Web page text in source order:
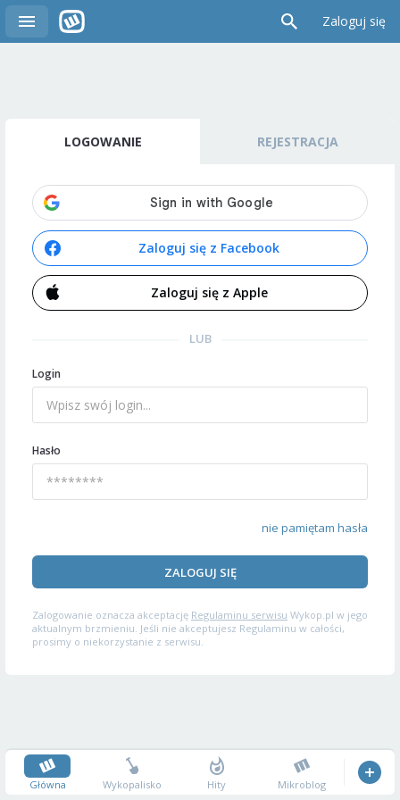
Zaloguj się
LOGOWANIE REJESTRACJA
Zaloguj się z Facebook
Zaloguj się z Apple
LUB
Login
Hasło
nie pamiętam hasła
ZALOGUJ SIĘ
Zalogowanie oznacza akceptację Regulaminu serwisu Wykop.pl w jego
aktualnym brzmieniu. Jeśli nie akceptujesz Regulaminu w całości,
prosimy o niekorzystanie z serwisu.
Główna Wykopalisko Hity Mikroblog